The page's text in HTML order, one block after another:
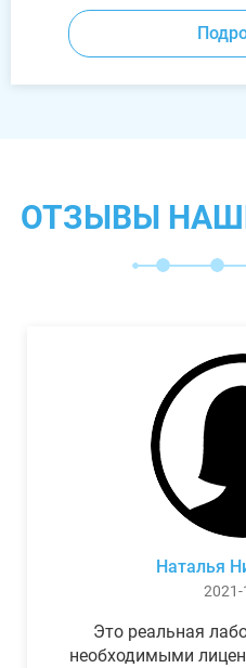
ОТЗЫВЫ
Наталья
2021-
Это реальная
необходимыми